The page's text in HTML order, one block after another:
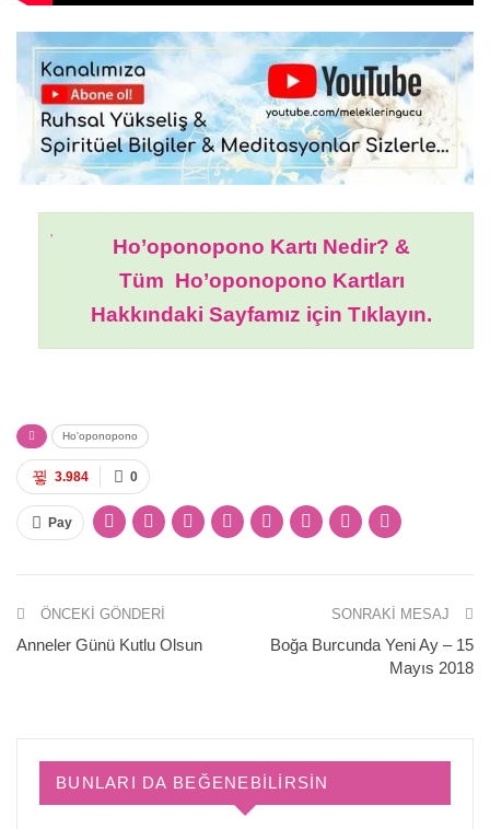
Ho’oponopono Kartı Nedir? &
Tüm Ho’oponopono Kartları
Hakkındaki Sayfamız için Tıklayın.
Ho'oponopono
0
3.984
Pay
ÖNCEKI GÖNDERI
Anneler Günü Kutlu Olsun
SONRAKI MESAJ
Boğa Burcunda Yeni Ay – 15
Mayıs 2018
BUNLARI DA BEĞENEBILIRSIN